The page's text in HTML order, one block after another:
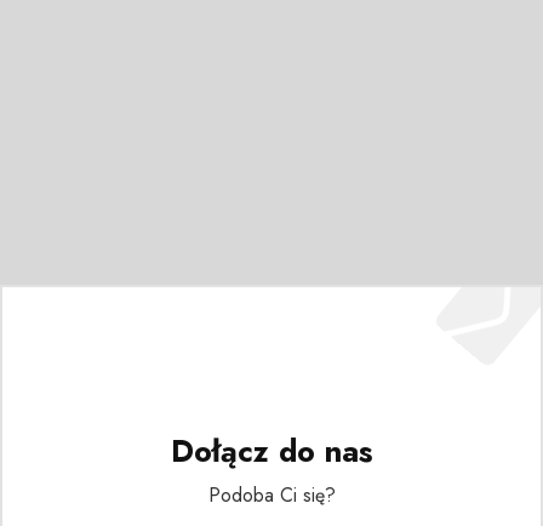
Dołącz do nas
Podoba Ci się?